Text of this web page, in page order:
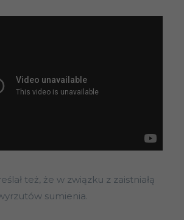
też, że w związku z zaistniałą
sumienia.